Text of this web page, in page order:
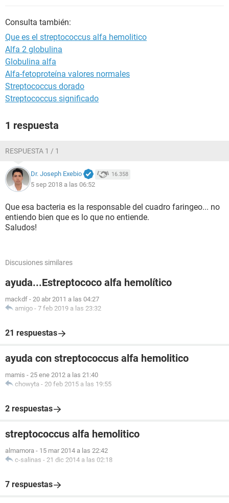
Consulta también:
Que es el streptococcus alfa hemolitico
Alfa 2 globulina
Globulina alfa
Alfa-fetoproteína valores normales
Streptococcus dorado
Streptococcus significado
1 respuesta
RESPUESTA 1 / 1
Dr. Joseph Exebio 16.358
5 sep 2018 a las 06:52
Que esa bacteria es la responsable del cuadro faringeo... no
entiendo bien que es lo que no entiende.
Saludos!
Discusiones similares
ayuda...Estreptococo alfa hemolítico
mackdf - 20 abr 2011 a las 04:27
amigo - 7 feb 2019 a las 23:32
21 respuestas
ayuda con streptococcus alfa hemolitico
mamis - 25 ene 2012 a las 21:40
chowyta - 20 feb 2015 a las 19:55
2 respuestas
streptococcus alfa hemolitico
almamora - 15 mar 2014 a las 22:42
c-salinas - 21 dic 2014 a las 02:18
7 respuestas